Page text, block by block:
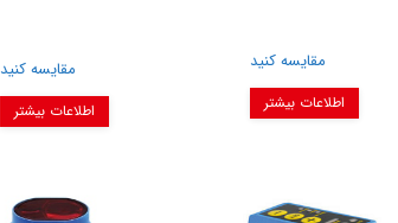
مقایسه کنید
اطلاعات بیشتر
مقایسه کنید
اطلاعات بیشتر